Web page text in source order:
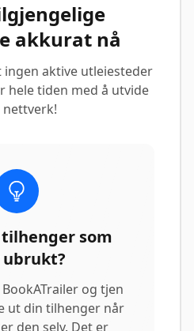
akkurat nå
aktive utleiesteder
hele tiden med å utvide
som
og tjen
ut din tilhenger når
den selv. Det er